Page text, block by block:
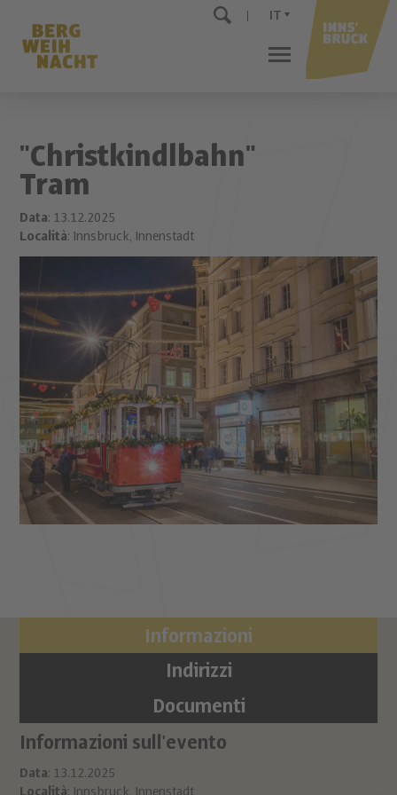
IT
"Christkindlbahn"
Tram
Data: 13.12.2025
Località: Innsbruck, Innenstadt
Informazioni sull'evento
Data: 13.12.2025
Località: Innsbruck, Innenstadt
Informazioni
Indirizzi
Documenti